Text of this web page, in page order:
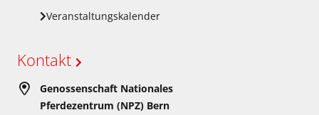
Veranstaltungskalender
Kontakt
Genossenschaft Nationales
Pferdezentrum (NPZ) Bern